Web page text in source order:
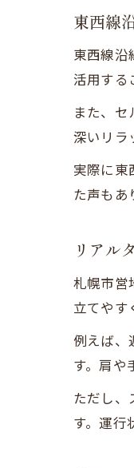
東西線
東西線沿
活用する
また、
深いリラ
実際に東
た声もあ
リアル
札幌市営
立てやす
例えば、
す。肩や
ただし、
す。運行